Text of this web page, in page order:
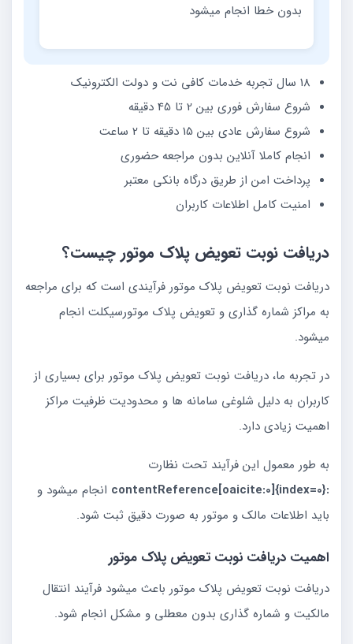
بدون خطا انجام میشود
18 سال تجربه خدمات کافی نت و دولت الکترونیک
شروع سفارش فوری بین 2 تا 45 دقیقه
شروع سفارش عادی بین 15 دقیقه تا 2 ساعت
انجام کاملا آنلاین بدون مراجعه حضوری
پرداخت امن از طریق درگاه بانکی معتبر
امنیت کامل اطلاعات کاربران
دریافت نوبت تعویض پلاک موتور چیست؟
دریافت نوبت تعویض پلاک موتور فرآیندی است که برای مراجعه
به مراکز شماره گذاری و تعویض پلاک موتورسیکلت انجام
میشود.
در تجربه ما، دریافت نوبت تعویض پلاک موتور برای بسیاری از
کاربران به دلیل شلوغی سامانه ها و محدودیت ظرفیت مراکز
اهمیت زیادی دارد.
به طور معمول این فرآیند تحت نظارت
:contentReference[oaicite:0]{index=0}
انجام میشود و
باید اطلاعات مالک و موتور به صورت دقیق ثبت شود.
اهمیت دریافت نوبت تعویض پلاک موتور
دریافت نوبت تعویض پلاک موتور باعث میشود فرآیند انتقال
مالکیت و شماره گذاری بدون معطلی و مشکل انجام شود.